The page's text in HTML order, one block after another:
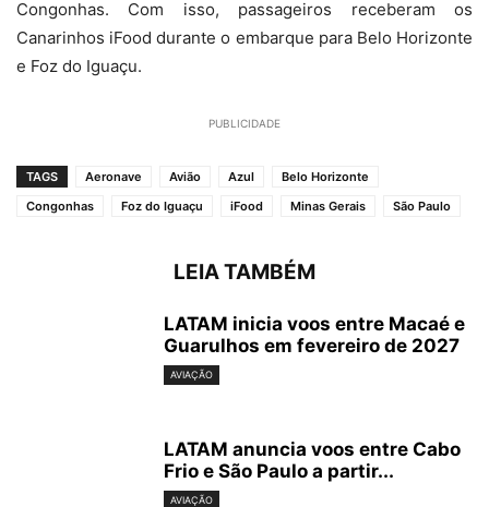
Congonhas. Com isso, passageiros receberam os
Canarinhos iFood durante o embarque para Belo Horizonte
e Foz do Iguaçu.
PUBLICIDADE
TAGS Aeronave Avião Azul
Belo Horizonte
Congonhas
Foz do Iguaçu iFood Minas Gerais São Paulo
LEIA TAMBÉM
LATAM inicia voos entre Macaé e
Guarulhos em fevereiro de 2027
AVIAÇÃO
LATAM anuncia voos entre Cabo
Frio e São Paulo a partir...
AVIAÇÃO